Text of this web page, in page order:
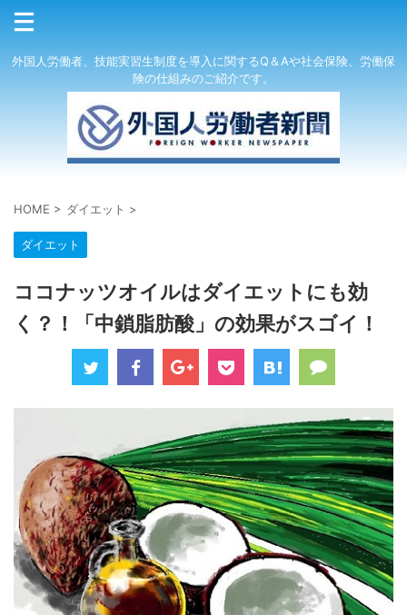
外国人労働者、技能実習生制度を導入に関するQ＆Aや社会保険、労働保
険の仕組みのご紹介です。
HOME > ダイエット >
ダイエット
ココナッツオイルはダイエットにも効
く？！「中鎖脂肪酸」の効果がスゴイ！